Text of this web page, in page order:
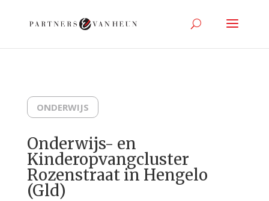
ONDERWIJS
Onderwijs- en
Kinderopvangcluster
Rozenstraat in Hengelo
(Gld)